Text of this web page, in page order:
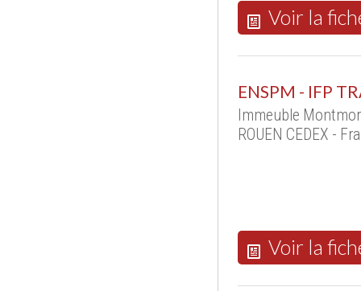
Voir la
ENSPM - IFP
Immeuble
ROUEN CEDEX -
Voir la